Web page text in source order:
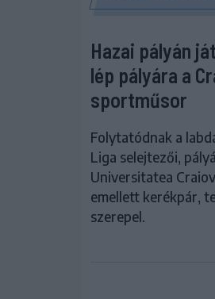
Hazai pályán
lép pályára a
sportműsor
Folytatódnak a
Liga selejtezői,
Universitatea
emellett kerékpár,
szerepel.